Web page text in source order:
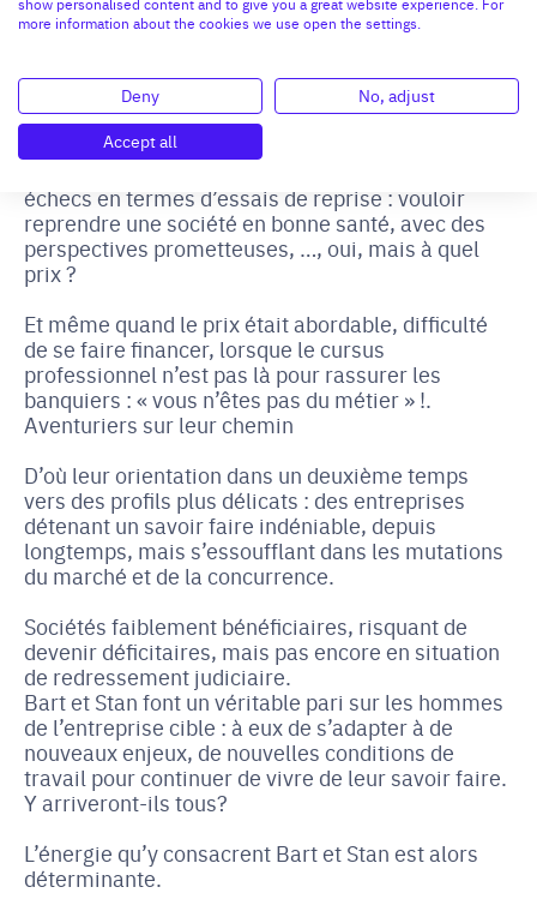
comment constituer un groupe
en fédérant des savoir-faire,
par acquisitions successives
La stratégie de reprise d’entreprises de Bart et
échecs en termes d’essais de reprise : vouloir
reprendre une société en bonne santé, avec des
perspectives prometteuses, …, oui, mais à quel
prix ?
Et même quand le prix était abordable, difficulté
de se faire financer, lorsque le cursus
professionnel n’est pas là pour rassurer les
banquiers : « vous n’êtes pas du métier » !.
Aventuriers sur leur chemin
D’où leur orientation dans un deuxième temps
vers des profils plus délicats : des entreprises
détenant un savoir faire indéniable, depuis
longtemps, mais s’essoufflant dans les mutations
du marché et de la concurrence.
Sociétés faiblement bénéficiaires, risquant de
devenir déficitaires, mais pas encore en situation
de redressement judiciaire.
Bart et Stan font un véritable pari sur les hommes
de l’entreprise cible : à eux de s’adapter à de
nouveaux enjeux, de nouvelles conditions de
travail pour continuer de vivre de leur savoir faire.
Y arriveront-ils tous?
L’énergie qu’y consacrent Bart et Stan est alors
déterminante.
more information about the cookies we use open the settings.
Deny
No, adjust
Accept all